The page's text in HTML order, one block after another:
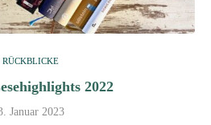
RÜCKBLICKE
2022
Januar 2023